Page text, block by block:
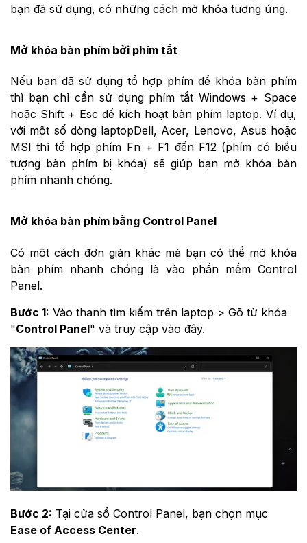
bạn đã sử dụng, có những cách mở khóa tương ứng.
Mở khóa bàn phím bởi phím tắt
Nếu bạn đã sử dụng tổ hợp phím để khóa bàn phím
thì bạn chỉ cần sử dụng phím tắt Windows + Space
hoặc Shift + Esc để kích hoạt bàn phím laptop. Ví dụ,
với một số dòng laptopDell, Acer, Lenovo, Asus hoặc
MSI thì tổ hợp phím Fn + F1 đến F12 (phím có biểu
tượng bàn phím bị khóa) sẽ giúp bạn mở khóa bàn
phím nhanh chóng.
Mở khóa bàn phím bằng Control Panel
Có một cách đơn giản khác mà bạn có thể mở khóa
bàn phím nhanh chóng là vào phần mềm Control
Panel.
Bước 1: Vào thanh tìm kiếm trên laptop > Gõ từ khóa
"Control Panel" và truy cập vào đây.
Bước 2: Tại cửa sổ Control Panel, bạn chọn mục
Ease of Access Center.